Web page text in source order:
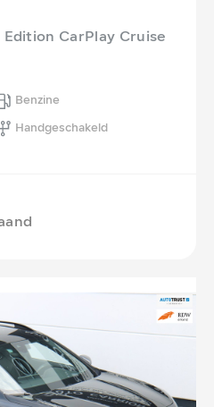
Edition CarPlay Cruise
Benzine
Handgeschakeld